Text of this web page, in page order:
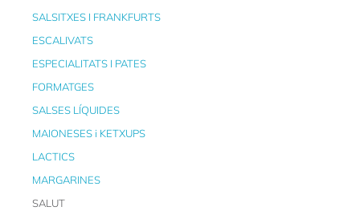
SALSITXES I FRANKFURTS
ESCALIVATS
ESPECIALITATS I PATES
FORMATGES
SALSES LÍQUIDES
MAIONESES i KETXUPS
LACTICS
MARGARINES
SALUT